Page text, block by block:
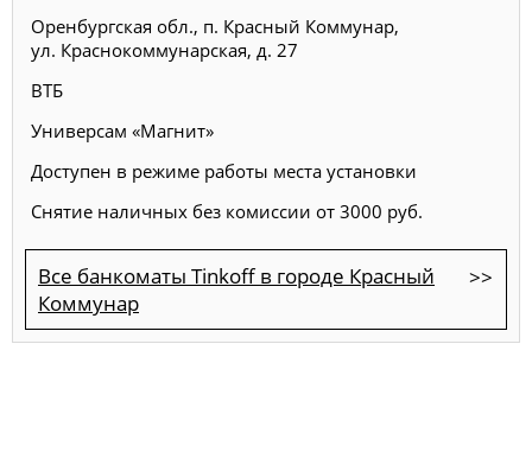
Оренбургская обл., п. Красный Коммунар,
ул. Краснокоммунарская, д. 27
ВТБ
Универсам «Магнит»
Доступен в режиме работы места установки
Снятие наличных без комиссии от 3000 руб.
Все банкоматы Tinkoff в городе Красный
Коммунар